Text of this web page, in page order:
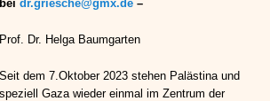
beidr.griesche@gmx.de –
Prof. Dr. Helga Baumgarten
Seit dem 7.Oktober 2023 stehen Palästina und
speziell Gaza wieder einmal im Zentrum der